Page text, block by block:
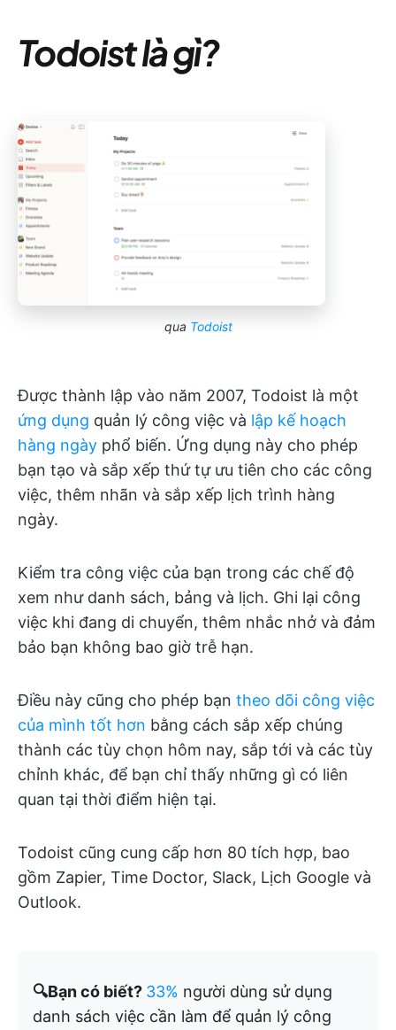
Todoist là gì?
qua Todoist
Được thành lập vào năm 2007, Todoist là một
ứng dụng quản lý công việc và lập kế hoạch
hàng ngày phổ biến. Ứng dụng này cho phép
bạn tạo và sắp xếp thứ tự ưu tiên cho các công
việc, thêm nhãn và sắp xếp lịch trình hàng
ngày.
Kiểm tra công việc của bạn trong các chế độ
xem như danh sách, bảng và lịch. Ghi lại công
việc khi đang di chuyển, thêm nhắc nhở và đảm
bảo bạn không bao giờ trễ hạn.
Điều này cũng cho phép bạn theo dõi công việc
của mình tốt hơn bằng cách sắp xếp chúng
thành các tùy chọn hôm nay, sắp tới và các tùy
chỉnh khác, để bạn chỉ thấy những gì có liên
quan tại thời điểm hiện tại.
Todoist cũng cung cấp hơn 80 tích hợp, bao
gồm Zapier, Time Doctor, Slack, Lịch Google và
Outlook.
🔍Bạn có biết? 33% người dùng sử dụng
danh sách việc cần làm để quản lý công